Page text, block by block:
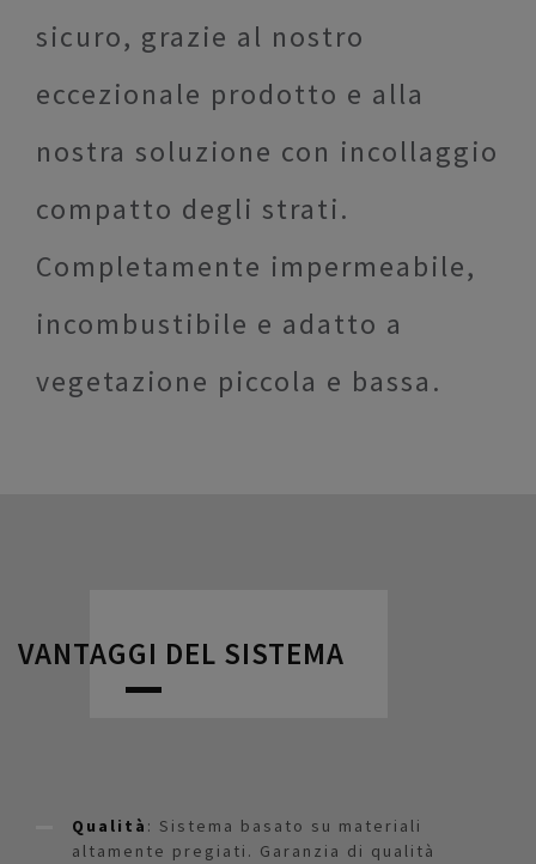
sicuro, grazie al nostro
eccezionale prodotto e alla
nostra soluzione con incollaggio
compatto degli strati.
Completamente impermeabile,
incombustibile e adatto a
vegetazione piccola e bassa.
VANTAGGI DEL SISTEMA
Qualità : Sistema basato su materiali
altamente pregiati. Garanzia di qualità